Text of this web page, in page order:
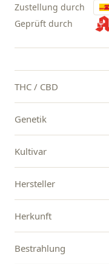
Zustellung durch
Geprüft durch
THC / CBD
Genetik
Kultivar
Hersteller
Herkunft
Bestrahlung